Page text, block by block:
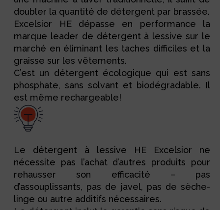
doubler la quantité de détergent par brassée.
Excelsior HE dépasse en performance la
marque leader de détergent à lessive sur le
marché en éliminant les taches difficiles et la
graisse sur les vêtements.
C’est un détergent écologique qui est sans
phosphate, sans solvant et biodégradable. Il
est même rechargeable!
Le détergent à lessive HE Excelsior ne
nécessite pas l’achat d’autres produits pour
rehausser son efficacité – pas
d’assouplissants, pas de javel, pas de sèche-
linge ou autre additifs nécessaires.